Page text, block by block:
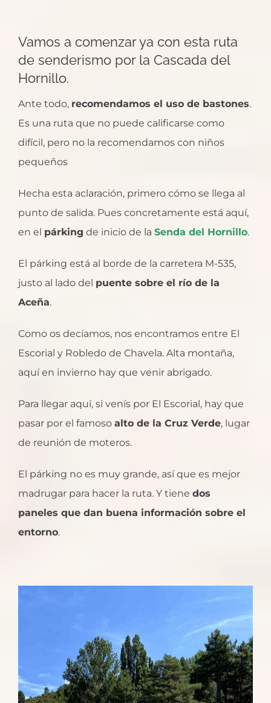
Vamos a comenzar ya con esta ruta
de senderismo por la Cascada del
Hornillo.
Ante todo, recomendamos el uso de bastones.
Es una ruta que no puede calificarse como
difícil, pero no la recomendamos con niños
pequeños
Hecha esta aclaración, primero cómo se llega al
punto de salida. Pues concretamente está aquí,
en el párking de inicio de la Senda del Hornillo.
El párking está al borde de la carretera M-535,
justo al lado del puente sobre el río de la
Aceña.
Como os decíamos, nos encontramos entre El
Escorial y Robledo de Chavela. Alta montaña,
aquí en invierno hay que venir abrigado.
Para llegar aquí, si venís por El Escorial, hay que
pasar por el famoso alto de la Cruz Verde, lugar
de reunión de moteros.
El párking no es muy grande, así que es mejor
madrugar para hacer la ruta. Y tiene dos
paneles que dan buena información sobre el
entorno.